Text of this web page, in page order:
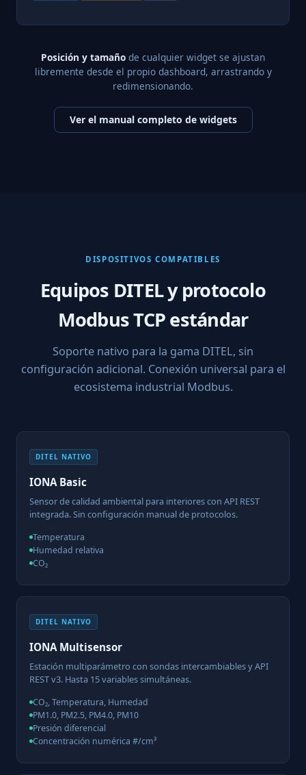
Posición y tamaño de cualquier widget se ajustan
libremente desde el propio dashboard, arrastrando y
redimensionando.
Ver el manual completo de widgets
DISPOSITIVOS COMPATIBLES
Equipos DITEL y protocolo
Modbus TCP estándar
Soporte nativo para la gama DITEL, sin
configuración adicional. Conexión universal para el
ecosistema industrial Modbus.
DITEL NATIVO
IONA Basic
Sensor de calidad ambiental para interiores con API REST
integrada. Sin configuración manual de protocolos.
Temperatura
Humedad relativa
CO₂
DITEL NATIVO
IONA Multisensor
Estación multiparámetro con sondas intercambiables y API
REST v3. Hasta 15 variables simultáneas.
CO₂, Temperatura, Humedad
PM1.0, PM2.5, PM4.0, PM10
Presión diferencial
Concentración numérica #/cm³